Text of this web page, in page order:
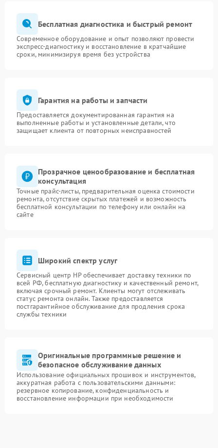
Бесплатная диагностика и быстрый ремонт
Современное оборудование и опыт позволяют провести
экспресс-диагностику и восстановление в кратчайшие
сроки, минимизируя время без устройства
Гарантия на работы и запчасти
Предоставляется документированная гарантия на
выполненные работы и установленные детали, что
защищает клиента от повторных неисправностей
Прозрачное ценообразование и бесплатная
консультация
Точные прайс-листы, предварительная оценка стоимости
ремонта, отсутствие скрытых платежей и возможность
бесплатной консультации по телефону или онлайн на
сайте
Широкий спектр услуг
Сервисный центр HP обеспечивает доставку техники по
всей РФ, бесплатную диагностику и качественный ремонт,
включая срочный ремонт. Клиенты могут отслеживать
статус ремонта онлайн. Также предоставляется
постгарантийное обслуживание для продления срока
службы техники
Оригинальные программные решение и
безопасное обслуживание данных
Использование официальных прошивок и инструментов,
аккуратная работа с пользовательскими данными:
резервное копирование, конфиденциальность и
восстановление информации при необходимости